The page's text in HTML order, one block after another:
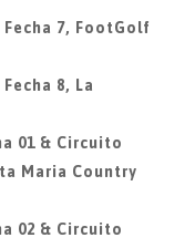
7, FootGolf
8, La
01 & Circuito
Maria Country
02 & Circuito